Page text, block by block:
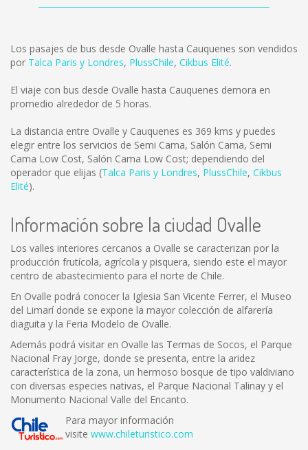
Los pasajes de bus desde Ovalle hasta Cauquenes son vendidos
por Talca Paris y Londres, PlussChile, Cikbus Elité.
El viaje con bus desde Ovalle hasta Cauquenes demora en
promedio alrededor de 5 horas.
La distancia entre Ovalle y Cauquenes es 369 kms y puedes
elegir entre los servicios de Semi Cama, Salón Cama, Semi
Cama Low Cost, Salón Cama Low Cost; dependiendo del
operador que elijas (Talca Paris y Londres, PlussChile, Cikbus
Elité).
Información sobre la ciudad Ovalle
Los valles interiores cercanos a Ovalle se caracterizan por la
producción frutícola, agrícola y pisquera, siendo este el mayor
centro de abastecimiento para el norte de Chile.
En Ovalle podrá conocer la Iglesia San Vicente Ferrer, el Museo
del Limarí donde se expone la mayor colección de alfarería
diaguita y la Feria Modelo de Ovalle.
Además podrá visitar en Ovalle las Termas de Socos, el Parque
Nacional Fray Jorge, donde se presenta, entre la aridez
característica de la zona, un hermoso bosque de tipo valdiviano
con diversas especies nativas, el Parque Nacional Talinay y el
Monumento Nacional Valle del Encanto.
Para mayor información
visite www.chileturistico.com